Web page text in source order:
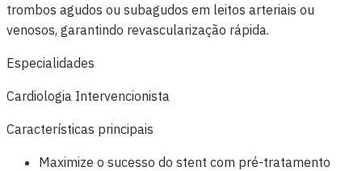
trombos agudos ou subagudos em leitos arteriais ou
venosos, garantindo revascularização rápida.
Especialidades
Cardiologia Intervencionista
Características principais
Maximize o sucesso do stent com pré-tratamento